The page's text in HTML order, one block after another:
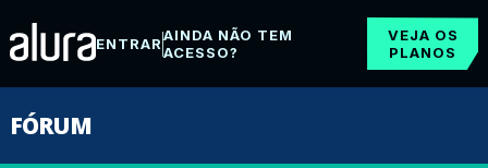
ENTRARAINDA NÃO TEM
ACESSO?
VEJA OS
PLANOS
FÓRUM